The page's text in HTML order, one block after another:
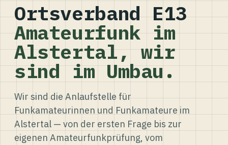
Ortsverband E13
Amateurfunk im
Alstertal, wir
sind im Umbau.
Wir sind die Anlaufstelle für
Funkamateurinnen und Funkamateure im
Alstertal — von der ersten Frage bis zur
eigenen Amateurfunkprüfung, vom